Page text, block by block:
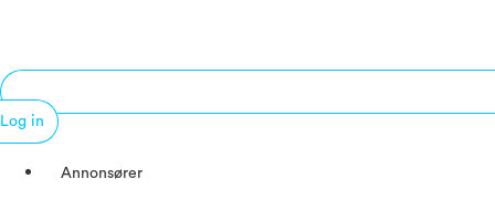
Log in
Annonsører